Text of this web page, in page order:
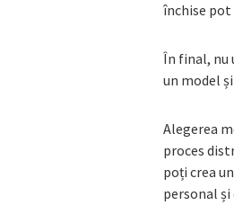
închise pot
În final, nu
un model
Alegerea
proces
poți crea
personal și